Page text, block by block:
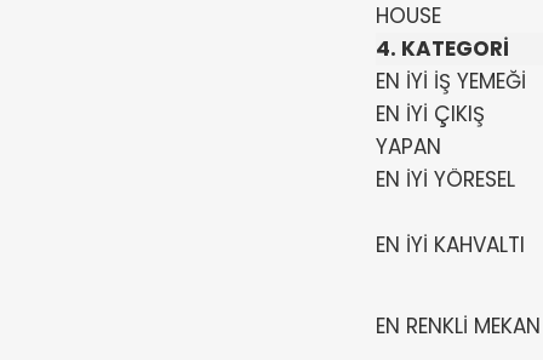
HOUSE
4. KATEGORİ
EN İYİ İŞ YEMEĞİ
EN İYİ ÇIKIŞ
YAPAN
EN İYİ YÖRESEL
EN İYİ KAHVALTI
EN RENKLİ MEKAN